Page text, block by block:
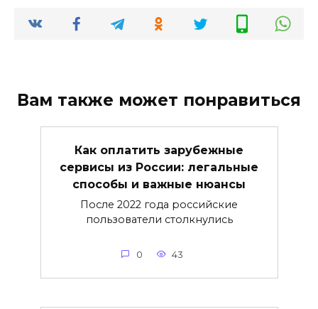
Вам также может понравиться
Как оплатить зарубежные
сервисы из России: легальные
способы и важные нюансы
После 2022 года российские
пользователи столкнулись
0 43